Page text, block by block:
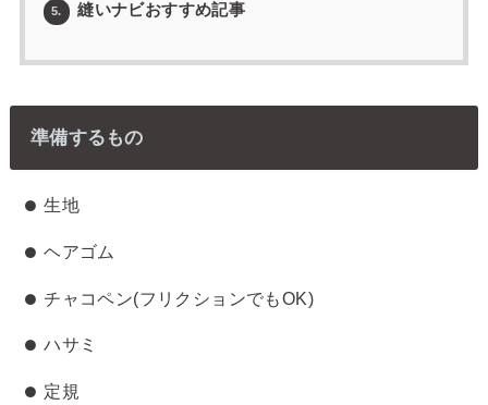
5. 縫いナビおすすめ記事
準備するもの
生地
ヘアゴム
チャコペン(フリクションでもOK)
ハサミ
定規